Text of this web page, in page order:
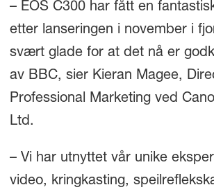
– EOS C300 har fått en
etter lanseringen i november i
svært glade for at det nå er
av BBC, sier Kieran Magee,
Professional Marketing ved
Ltd.
– Vi har utnyttet vår unike
video, kringkasting,